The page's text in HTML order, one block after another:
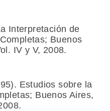
Interpretación de
Buenos
IV y V, 2008.
Estudios sobre la
Buenos Aires,